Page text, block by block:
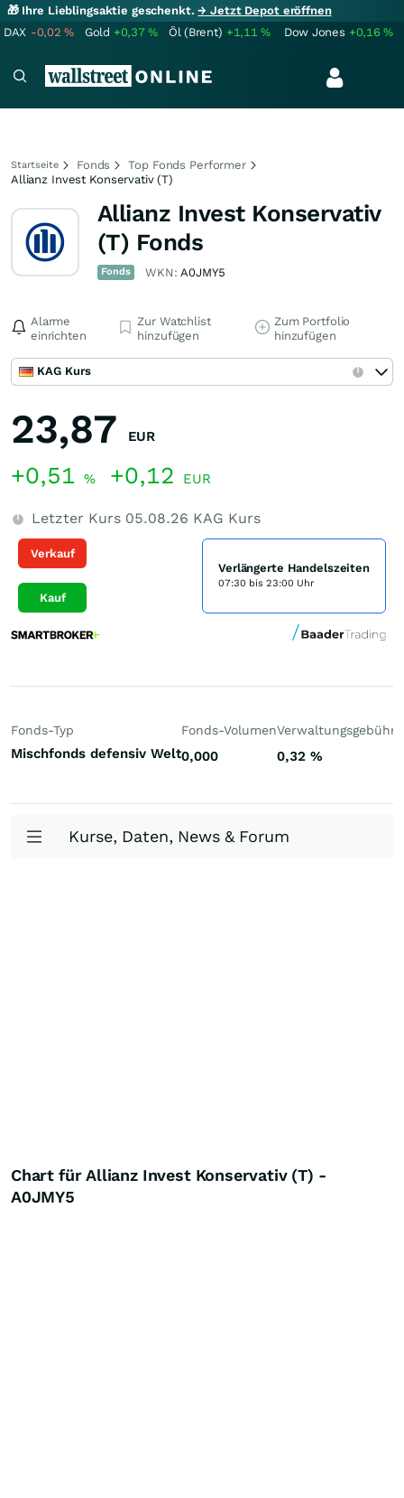
🎁 Ihre Lieblingsaktie geschenkt.→ Jetzt Depot eröffnen
DAX -0,02% Gold +0,37% Öl (Brent) +1,11% Dow Jones +0,16%
Startseite Fonds
Top Fonds Performer
Allianz Invest Konservativ (T)
Allianz Invest Konservativ
(T) Fonds
Fonds WKN:A0JMY5
Alarme
einrichten
Zur Watchlist
hinzufügen
Zum Portfolio
hinzufügen
KAG Kurs
23,87 EUR
+0,51 % +0,12 EUR
Letzter Kurs 05.08.26 KAG Kurs
Verkauf
Kauf
Verlängerte Handelszeiten
07:30 bis 23:00 Uhr
Fonds-Typ
Mischfonds defensiv Welt
Fonds-Volumen
0,000
Verwaltungsgebühr
0,32 %
Kurse, Daten, News & Forum
Chart für Allianz Invest Konservativ (T) -
A0JMY5